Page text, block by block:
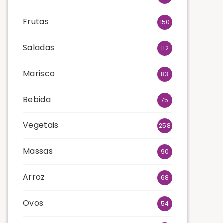
Frutas 150
Saladas 112
Marisco 83
Bebida 75
Vegetais 258
Massas 90
Arroz 68
Ovos 54